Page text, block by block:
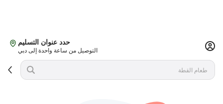
حدد عنوان التسليم
التوصيل من ساعة واحدة إلى دبي